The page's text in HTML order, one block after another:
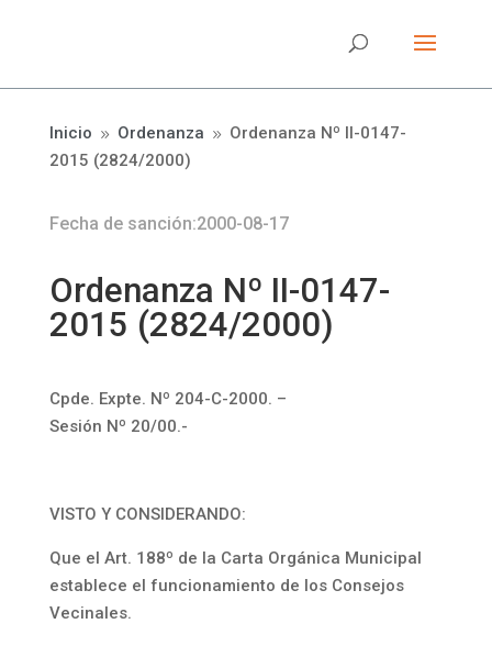
Inicio 9 Ordenanza 9 Ordenanza Nº II-0147-
2015 (2824/2000)
Fecha de sanción:2000-08-17
Ordenanza Nº II-0147-
2015 (2824/2000)
Cpde. Expte. Nº 204-C-2000. –
Sesión Nº 20/00.-
VISTO Y CONSIDERANDO:
Que el Art. 188º de la Carta Orgánica Municipal
establece el funcionamiento de los Consejos
Vecinales.